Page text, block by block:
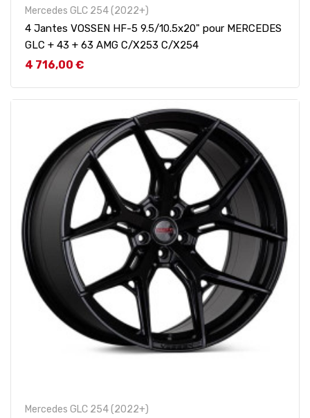
Mercedes GLC 254 (2022+)
4 Jantes VOSSEN HF-5 9.5/10.5x20" pour MERCEDES
GLC + 43 + 63 AMG C/X253 C/X254
Prix
4 716,00 €
Mercedes GLC 254 (2022+)